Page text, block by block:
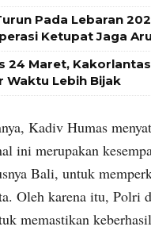
Pada Lebaran
Ketupat Jaga
24 Maret,
Waktu Lebih Bijak
Kadiv Humas
ini merupakan
Bali, untuk
Oleh karena itu, Polri
memastikan